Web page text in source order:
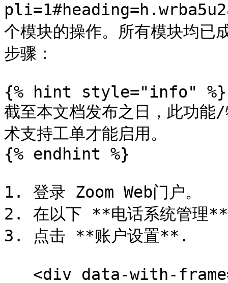
个模块的操作。所有模块均已
步骤：
{% hint style="info" %}
截至本文档发布之日，此功
术支持工单才能启用。
{% endhint %}
1. 登录 Zoom Web门户。
2. 在以下 **电话系统管理
3. 点击 **账户设置**.